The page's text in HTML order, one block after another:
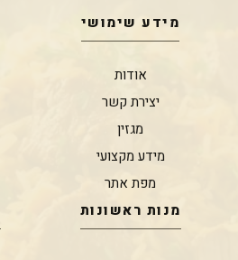
מידע שימושי
אודות
יצירת קשר
מגזין
מידע מקצועי
מפת אתר
מנות ראשונות